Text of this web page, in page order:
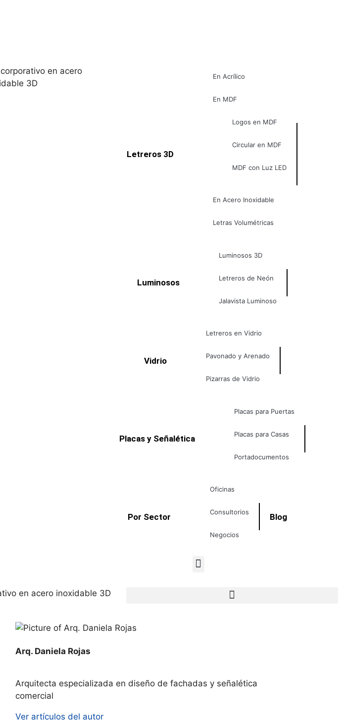
Letreros 3D
En Acrílico
En MDF
Logos en MDF
Circular en MDF
MDF con Luz LED
En Acero Inoxidable
Letras Volumétricas
Luminosos
Luminosos 3D
Letreros de Neón
Jalavista Luminoso
Vidrio
Letreros en Vidrio
Pavonado y Arenado
Pizarras de Vidrio
Placas y Señalética
Placas para Puertas
Placas para Casas
Portadocumentos
Por Sector
Oficinas
Consultorios
Negocios
Blog
Arq. Daniela Rojas
Arquitecta especializada en diseño de fachadas y señalética
comercial
Ver artículos del autor